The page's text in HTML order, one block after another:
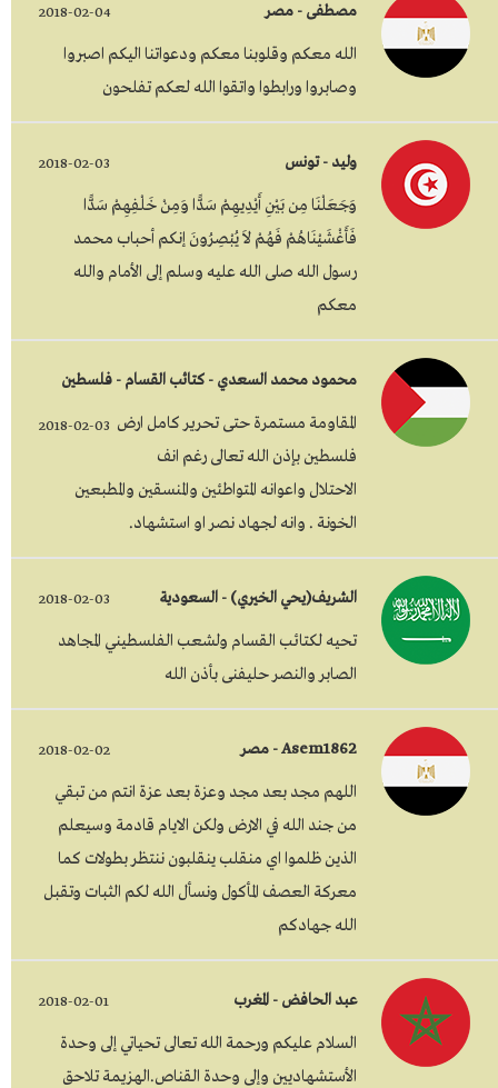
مصطفى - مصر 2018-02-04
الله معكم وقلوبنا معكم ودعواتنا اليكم اصبروا
وصابروا ورابطوا واتقوا الله لعكم تفلحون
وليد - تونس 2018-02-03
وَجَعَلْنَا مِن بَيْنِ أَيْدِيهِمْ سَدًّا وَمِنْ خَلْفِهِمْ سَدًّا
فَأَغْشَيْنَاهُمْ فَهُمْ لاَ يُبْصِرُونَ إنكم أحباب محمد
رسول الله صلى الله عليه وسلم إلى الأمام والله
معكم
محمود محمد السعدي - كتائب القسام - فلسطين
2018-02-03 المقاومة مستمرة حتى تحرير كامل ارض
فلسطين بإذن الله تعالى رغم انف
الاحتلال واعوانه المتواطئين والمنسقين والمطبعين
الخونة . وانه لجهاد نصر او استشهاد.
الشريف(يحي الخيري) - السعودية 2018-02-03
تحيه لكتائب القسام ولشعب الفلسطيني المجاهد
الصابر والنصر حليفنى بأذن الله
Asem1862 - مصر 2018-02-02
اللهم مجد بعد مجد وعزة بعد عزة انتم من تبقي
من جند الله في الارض ولكن الايام قادمة وسيعلم
الذين ظلموا اي منقلب ينقلبون ننتظر بطولات كما
معركة العصف المأكول ونسأل الله لكم الثبات وتقبل
الله جهادكم
عبد الحافض - المغرب 2018-02-01
السلام عليكم ورحمة الله تعالى تحياتي إلى وحدة
الأستشهاديين وإلى وحدة القناص.الهزيمة تلاحق